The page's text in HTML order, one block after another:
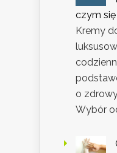
czym
Kremy
o
Wybór